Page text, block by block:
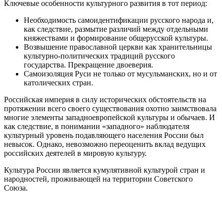
Ключевые особенности культурного развития в тот период:
Необходимость самоидентификации русского народа и,
как следствие, размытие различий между отдельными
княжествами и формирование общерусской культуры.
Возвышение православной церкви как хранительницы
культурно-политических традиций русского
государства. Прекращение двоеверия.
Самоизоляция Руси не только от мусульманских, но и от
католических стран.
Российская империя в силу исторических обстоятельств на
протяжении всего своего существования охотно заимствовала
многие элементы западноевропейской культуры и обычаев. И
как следствие, в понимании «западного» наблюдателя
культурный уровень подавляющего населения России был
невысок. Однако, невозможно переоценить вклад ведущих
российских деятелей в мировую культуру.
Культура России является кумулятивной культурой стран и
народностей, проживающей на территории Советского
Союза.